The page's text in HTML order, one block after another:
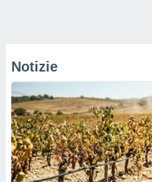
Notizie